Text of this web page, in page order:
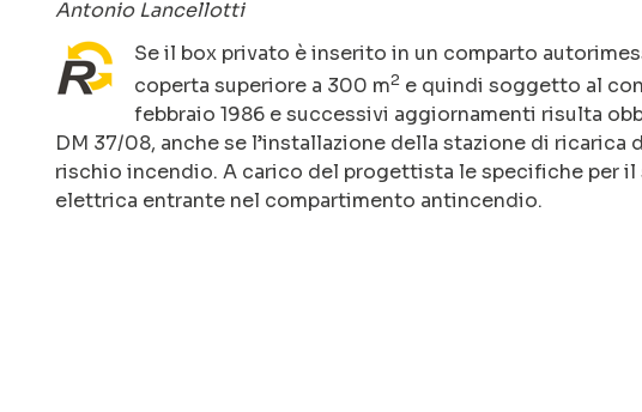
Antonio Lancellotti
Se il box privato è inserito in un comparto
coperta superiore a 300 m2 e quindi soggetto al
febbraio 1986 e successivi aggiornamenti risulta
DM 37/08, anche se l’installazione della stazione di
rischio incendio. A carico del progettista le specifiche per
elettrica entrante nel compartimento antincendio.